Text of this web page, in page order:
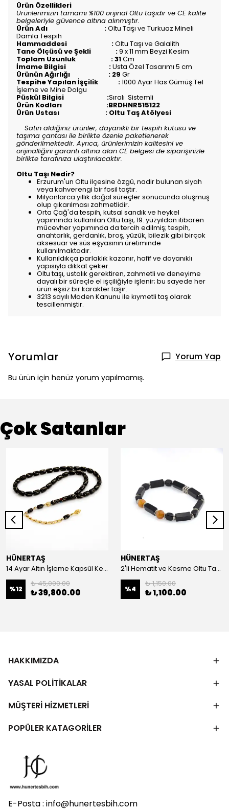
Ürün Özellikleri
Ürünlerimizin tamamı %100 orijinal Oltu taşıdır ve CE kalite
belgeleriyle güvence altına alınmıştır.
Ürün Adı :Oltu Taşı ve Turkuaz Mineli
Damla Tespih
Hammaddesi :Oltu Taşı ve Galalith
Tane Ölçüsü ve Şekli :9 x 11 mm Beyzi Kesim
Toplam Uzunluk : 31Cm
İmame Bilgisi :Usta Özel Tasarımı 5 cm
Ürünün Ağırlığı : 29 Gr
Tespihe Yapılan İşçilik :1000 Ayar Has Gümüş Tel
İşleme ve Mine Dolgu
Püskül Bilgisi :Sıralı Sistemli
Ürün Kodları :BRDHNR515122
Ürün Ustası : Oltu Taş Atölyesi
Satın aldığınız ürünler, dayanıklı bir tespih kutusu ve
taşıma çantası ile birlikte özenle paketlenerek
gönderilmektedir. Ayrıca, ürünlerimizin kalitesini ve
orijinalliğini garanti altına alan CE belgesi de siparişinizle
birlikte tarafınıza ulaştırılacaktır.
Oltu Taşı Nedir?
Erzurum'un Oltu ilçesine özgü, nadir bulunan siyah
veya kahverengi bir fosil taştır.
Milyonlarca yıllık doğal süreçler sonucunda oluşmuş
olup çıkarılması zahmetlidir.
Orta Çağ'da tespih, kutsal sandık ve heykel
yapımında kullanılan Oltu taşı, 19. yüzyıldan itibaren
mücevher yapımında da tercih edilmiş; tespih,
anahtarlık, gerdanlık, broş, yüzük, bilezik gibi birçok
aksesuar ve süs eşyasının üretiminde
kullanılmaktadır.
Kullanıldıkça parlaklık kazanır, hafif ve dayanıklı
yapısıyla dikkat çeker.
Oltu taşı, ustalık gerektiren, zahmetli ve deneyime
dayalı bir süreçle el işçiliğiyle işlenir; bu sayede her
ürün eşsiz bir karakter taşır.
3213 sayılı Maden Kanunu ile kıymetli taş olarak
tescillenmiştir.
Yorumlar Yorum Yap
Bu ürün için henüz yorum yapılmamış.
Çok Satanlar
HÜNERTAŞ
14 Ayar Altın İşleme Kapsül Kesim Oltu Taşı Tespih
%12
₺ 45,000.00
₺ 39,800.00
HÜNERTAŞ
2'li Hematit ve Kesme Oltu Taşı Bileklik
%4
₺ 1,150.00
₺ 1,100.00
HAKKIMIZDA
YASAL POLİTİKALAR
MÜŞTERİ HİZMETLERİ
POPÜLER KATAGORİLER
E-Posta : info@hunertesbih.com